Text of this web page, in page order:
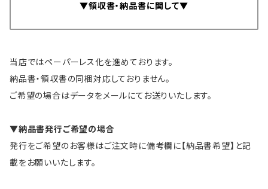
▼領収書・納品書に関して▼
当店ではペーパーレス化を進めております。
納品書・領収書の同梱対応しておりません。
ご希望の場合はデータをメールにてお送りいたします。
▼納品書発行ご希望の場合
発行をご希望のお客様はご注文時に備考欄に【納品書希望】と記
載をお願いいたします。